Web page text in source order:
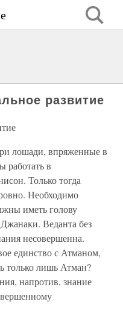
развитие
лошади, впряженные в
работать в
Только тогда
Необходимо
иметь голову
Веданта без
несовершенна.
единство с Атманом,
только лишь Атман?
напротив, знание